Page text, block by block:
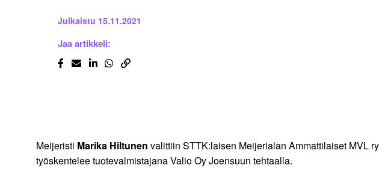
Julkaistu 15.11.2021
Jaa artikkeli:
Meijeristi Marika Hiltunen valittiin STTK:laisen Meijerialan Ammattilaiset MVL
työskentelee tuotevalmistajana Valio Oy Joensuun tehtaalla.